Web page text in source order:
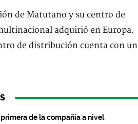
de Matutano y su centro de
adquirió en Europa.
de distribución cuenta con un
de la compañía a nivel